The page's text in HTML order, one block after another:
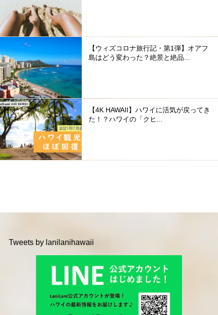
【ウィズコロナ旅行記・第1弾】オアフ
島はどう変わった？絶景と絶品...
【4K HAWAII】ハワイに活気が戻ってき
た！？ハワイの「クヒ...
Tweets by lanilanihawaii